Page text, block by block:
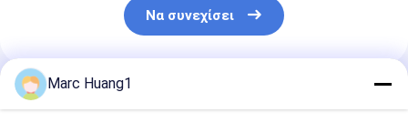
Να συνεχίσει
Συνιστώμενα Προϊόντα
Marc Huang1